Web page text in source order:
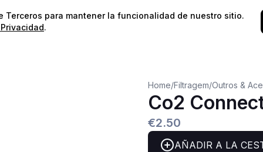
⭐️¡Envíos gratis para pedidos superiores a 60€!*⭐️
Home/Filtragem/Outros &
Co2
€2.50
AÑADIR A LA
para mantener la funcionalidad de nuestro sitio.
.